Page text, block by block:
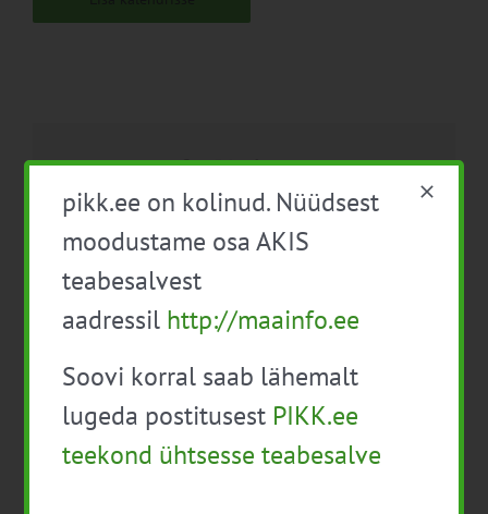
Facebook
X LinkedIn
Email
Tootjate pindala- ja
loomatoetuste infopäev
maksustamine ning
pikk.ee on kolinud. Nüüdsest
moodustame osa AKIS
teabesalvest
aadressil http://maainfo.ee
Soovi korral saab lähemalt
lugeda postitusest PIKK.ee
teekond ühtsesse teabesalve